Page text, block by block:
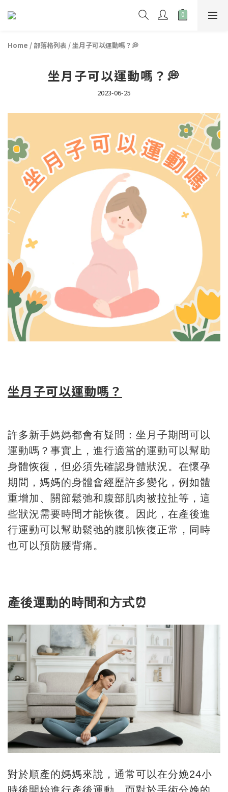
Home / 部落格列表 /坐月子可以運動嗎？💭
坐月子可以運動嗎？💭
2023-06-25
坐月子可以運動嗎？
許多新手媽媽都會有疑問：坐月子期間可以
運動嗎？事實上，進行適當的運動可以幫助
身體恢復，但必須先確認身體狀況。在懷孕
期間，媽媽的身體會經歷許多變化，例如體
重增加、關節鬆弛和腹部肌肉被拉扯等，這
些狀況需要時間才能恢復。因此，在產後進
行運動可以幫助鬆弛的腹肌恢復正常，同時
也可以預防腰背痛。
產後運動的時間和方式⏰
對於順產的媽媽來說，通常可以在分娩24小